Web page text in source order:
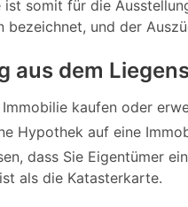
ist somit für die
bezeichnet, und der
aus dem
kaufen oder
Hypothek auf eine
dass Sie Eigentümer
als die Katasterkarte.